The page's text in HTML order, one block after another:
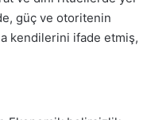
güç ve otoritenin
kendilerini ifade etmiş,